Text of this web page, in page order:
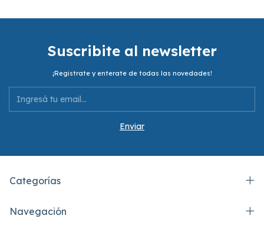
Suscribite al newsletter
¡Registrate y enterate de todas las novedades!
Categorías
Navegación